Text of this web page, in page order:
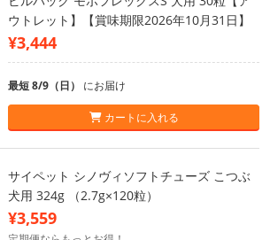
ウトレット】【賞味期限2026年10月31日】
¥3,444
最短 8/9（日） にお届け
カートに入れる
サイペット シノヴィソフトチューズ こつぶ
犬用 324g （2.7g×120粒）
¥3,559